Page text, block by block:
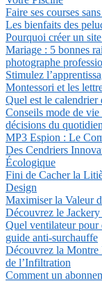
Faire ses courses
Les bienfaits des
Pourquoi créer un
Mariage : 5 bonnes
photographe
Stimulez
Montessori et les
Quel est le calendrier
Conseils mode de
décisions du quotidien
MP3 Espion : Le
Des Cendriers
Écologique
Fini de Cacher la
Design
Maximiser la Valeur
Découvrez le
Quel ventilateur pour
guide anti-surchauffe
Découvrez la Montre
de l’Infiltration
Comment un